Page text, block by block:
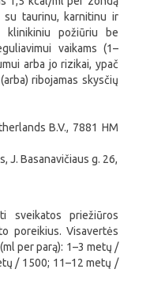
su taurinu, karnitinu ir
klinikiniu požiūriu be
vaikams (1–
arba jo rizikai, ypač
ribojamas skysčių
B.V., 7881 HM
J. Basanavičiaus g. 26,
sveikatos priežiūros
poreikius. Visavertės
per parą): 1–3 metų /
/ 1500; 11–12 metų /